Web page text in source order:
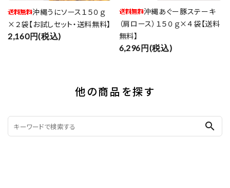
沖縄うにソース１５０ｇ
×２袋【お試しセット・送料無料】
2,160円(税込)
沖縄あぐー豚ステーキ
（肩ロース）１５０ｇ×４袋【送料
無料】
6,296円(税込)
他の商品を探す
search